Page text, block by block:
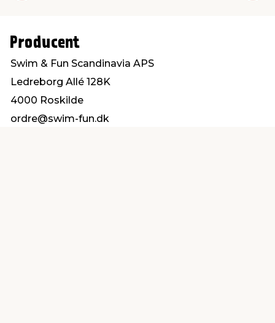
Producent
Swim & Fun Scandinavia APS
Ledreborg Allé 128K
4000 Roskilde
ordre@swim-fun.dk